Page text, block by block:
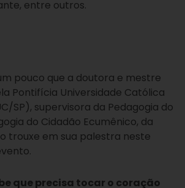
entre outros.
pouco que a doutora e mestre
Pontifícia Universidade Católica
SP), supervisora da Pedagogia do
do Cidadão Ecumênico, da
trouxe em sua palestra neste
que precisa tocar o coração